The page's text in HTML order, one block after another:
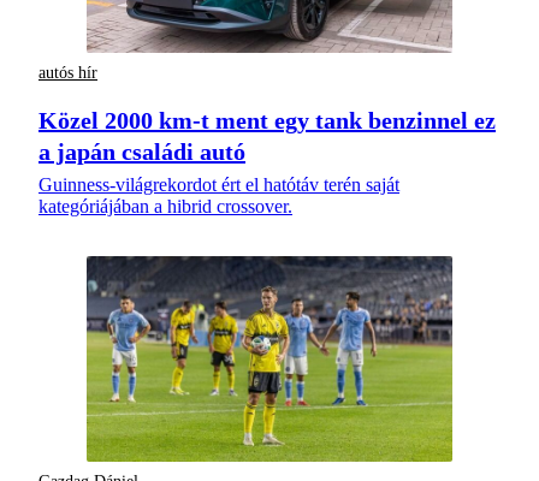
autós hír
Közel 2000 km-t ment egy tank benzinnel ez
a japán családi autó
Guinness-világrekordot ért el hatótáv terén saját
kategóriájában a hibrid crossover.